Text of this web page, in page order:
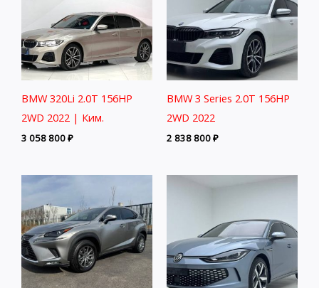
BMW 320Li 2.0T 156HP
2WD 2022 | Ким.
3 058 800₽
BMW 3 Series 2.0T 156HP
2WD 2022
2 838 800₽